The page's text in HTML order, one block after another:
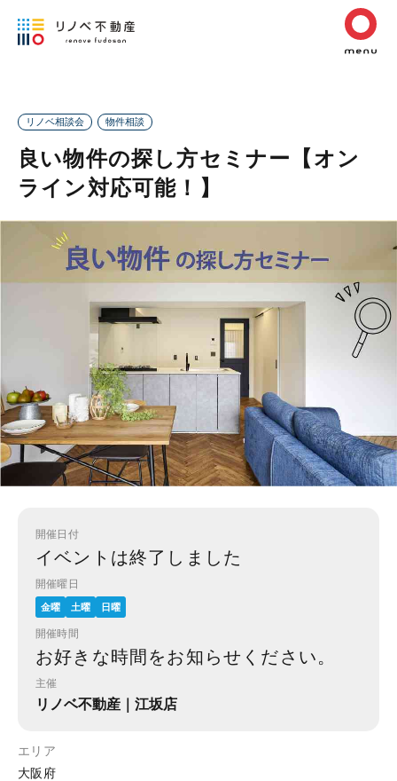
リノベ相談会 物件相談
良い物件の探し方セミナー【オン
ライン対応可能！】
開催日付
イベントは終了しました
開催曜日
金曜 土曜 日曜
開催時間
お好きな時間をお知らせください。
主催
リノベ不動産｜江坂店
エリア
大阪府